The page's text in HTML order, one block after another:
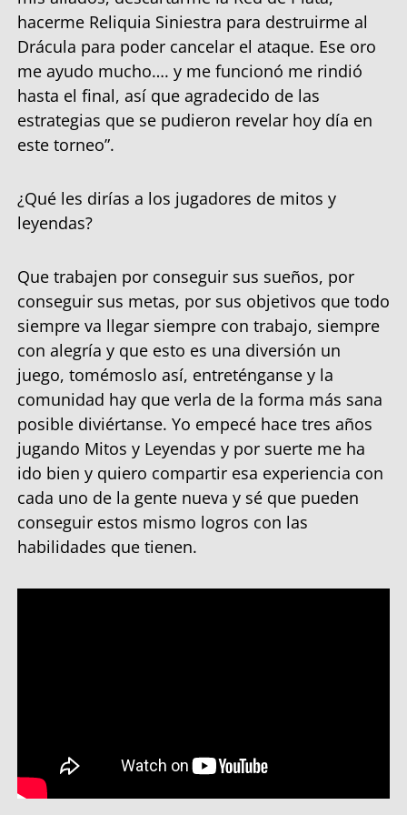
hacerme Reliquia Siniestra para destruirme al
Drácula para poder cancelar el ataque. Ese oro
me ayudo mucho…. y me funcionó me rindió
hasta el final, así que agradecido de las
estrategias que se pudieron revelar hoy día en
este torneo”.
¿Qué les dirías a los jugadores de mitos y
leyendas?
Que trabajen por conseguir sus sueños, por
conseguir sus metas, por sus objetivos que todo
siempre va llegar siempre con trabajo, siempre
con alegría y que esto es una diversión un
juego, tomémoslo así, entreténganse y la
comunidad hay que verla de la forma más sana
posible diviértanse. Yo empecé hace tres años
jugando Mitos y Leyendas y por suerte me ha
ido bien y quiero compartir esa experiencia con
cada uno de la gente nueva y sé que pueden
conseguir estos mismo logros con las
habilidades que tienen.